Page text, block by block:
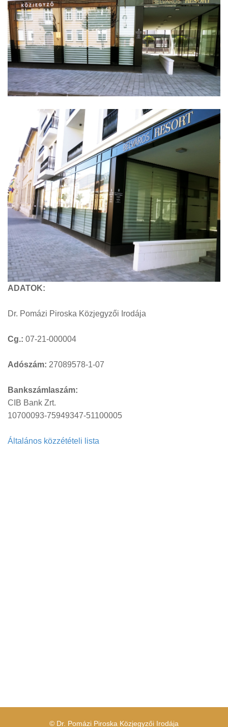
ADATOK:
Dr. Pomázi Piroska Közjegyzői Irodája
Cg.: 07-21-000004
Adószám: 27089578-1-07
Bankszámlaszám:
CIB Bank Zrt.
10700093-75949347-51100005
Általános közzétételi lista
© Dr. Pomázi Piroska Közjegyzői Irodája